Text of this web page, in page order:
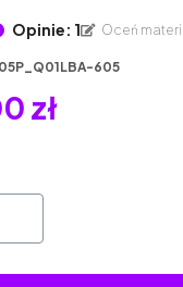
Opinie: 1 Oceń
605
zł